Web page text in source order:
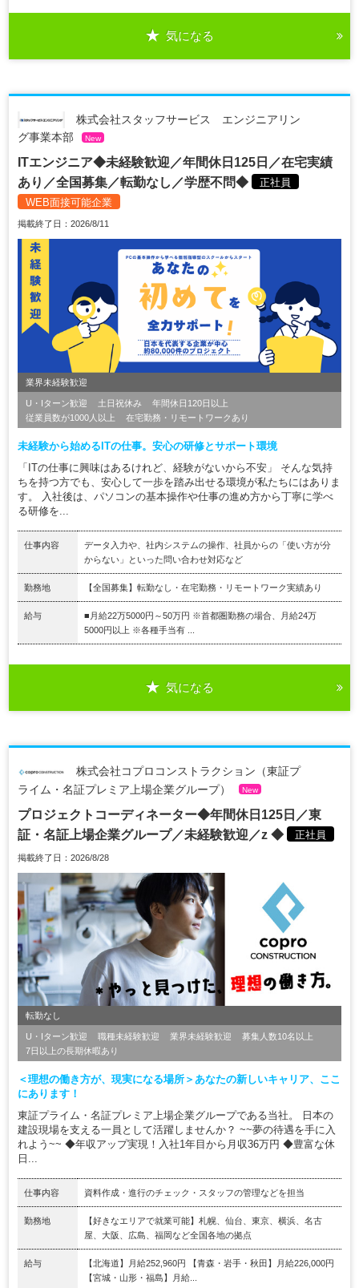
気になる
株式会社スタッフサービス エンジニアリン
グ事業本部
New
ITエンジニア◆未経験歓迎／年間休日125日／在宅実績
あり／全国募集／転勤なし／学歴不問◆
正社員
WEB面接可能企業
掲載終了日：2026/8/11
業界未経験歓迎
U・Iターン歓迎 土日祝休み
年間休日120日以上
従業員数が1000人以上
在宅勤務・リモートワークあり
未経験から始めるITの仕事。安心の研修とサポート環境
「ITの仕事に興味はあるけれど、経験がないから不安」 そんな気持
ちを持つ方でも、安心して一歩を踏み出せる環境が私たちにはありま
す。 入社後は、パソコンの基本操作や仕事の進め方から丁寧に学べ
る研修を...
仕事内容
データ入力や、社内システムの操作、社員からの「使い方が分
からない」といった問い合わせ対応など
勤務地 【全国募集】転勤なし・在宅勤務・リモートワーク実績あり
給与
■月給22万5000円～50万円 ※首都圏勤務の場合、月給24万
5000円以上 ※各種手当有 ...
気になる
株式会社コプロコンストラクション（東証プ
ライム・名証プレミア上場企業グループ）
New
プロジェクトコーディネーター◆年間休日125日／東
証・名証上場企業グループ／未経験歓迎／z ◆
正社員
掲載終了日：2026/8/28
転勤なし
U・Iターン歓迎 職種未経験歓迎 業界未経験歓迎
募集人数10名以上
7日以上の長期休暇あり
＜理想の働き方が、現実になる場所＞あなたの新しいキャリア、ここ
にあります！
東証プライム・名証プレミア上場企業グループである当社。 日本の
建設現場を支える一員として活躍しませんか？ ~~夢の待遇を手に入
れよう~~ ◆年収アップ実現！入社1年目から月収36万円 ◆豊富な休
日...
仕事内容 資料作成・進行のチェック・スタッフの管理などを担当
勤務地
【好きなエリアで就業可能】札幌、仙台、東京、横浜、名古
屋、大阪、広島、福岡など全国各地の拠点
給与
【北海道】月給252,960円 【青森・岩手・秋田】月給226,000円
【宮城・山形・福島】月給...